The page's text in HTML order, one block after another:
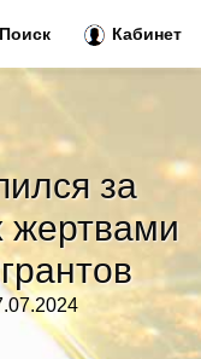
за
жертвами
Поиск Кабинет